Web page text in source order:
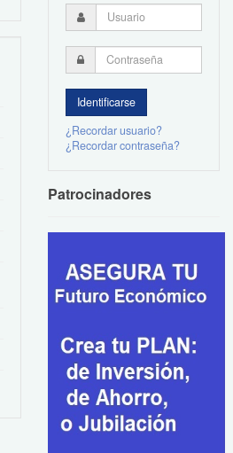
¿Recordar usuario?
¿Recordar contraseña?
Patrocinadores